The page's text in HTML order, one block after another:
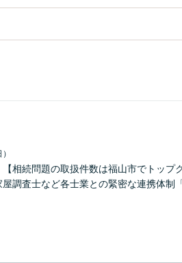
【相続問題の取扱件数は福山市でトッ
調査士など各士業との緊密な連携体制